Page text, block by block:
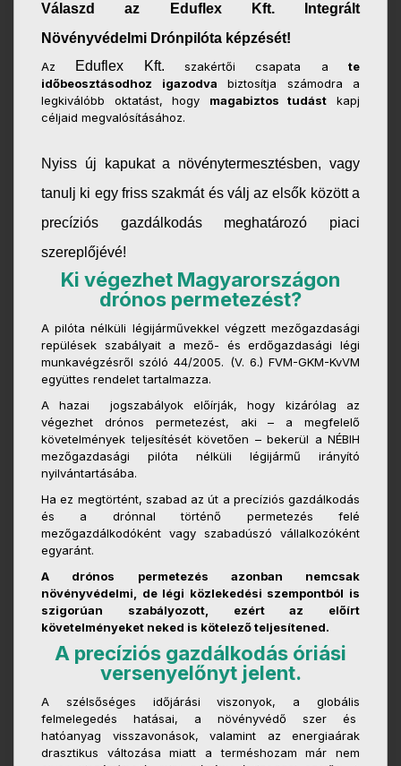
Válaszd az Eduflex Kft. Integrált
Növényvédelmi Drónpilóta képzését!
Az Eduflex Kft. szakértői csapata ate
időbeosztásodhoz igazodva biztosítja számodra a
legkiválóbb oktatást, hogy magabiztos tudást kapj
céljaid megvalósításához.
Nyiss új kapukat a növénytermesztésben, vagy
tanulj ki egy friss szakmát és válj az elsők között a
precíziós gazdálkodás meghatározó piaci
szereplőjévé!
Ki végezhet Magyarországon
drónos permetezést?
A pilóta nélküli légijárművekkel végzett mezőgazdasági
repülések szabályait a mező- és erdőgazdasági légi
munkavégzésről szóló 44/2005. (V. 6.) FVM-GKM-KvVM
együttes rendelet tartalmazza.
A hazai jogszabályok előírják, hogy kizárólag az
végezhet drónos permetezést, aki – a megfelelő
követelmények teljesítését követően – bekerül a NÉBIH
mezőgazdasági pilóta nélküli légijármű irányító
nyilvántartásába.
Ha ez megtörtént, szabad az út a precíziós gazdálkodás
és a drónnal történő permetezés felé
mezőgazdálkodóként vagy szabadúszó vállalkozóként
egyaránt.
A drónos permetezés azonban nemcsak
növényvédelmi, de légi közlekedési szempontból is
szigorúan szabályozott, ezért az előírt
követelményeket neked is kötelező teljesítened.
A precíziós gazdálkodás óriási
versenyelőnyt jelent.
A szélsőséges időjárási viszonyok, a globális
felmelegedés hatásai, a növényvédő szer és
hatóanyag visszavonások, valamint az energiaárak
drasztikus változása miatt a terméshozam már nem